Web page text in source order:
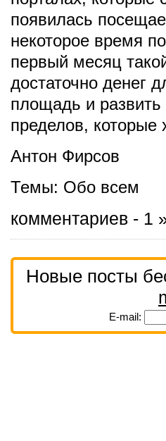
появилась
некоторое время
первый месяц
достаточно денег
площадь и развить
пределов, которые
Антон Фирсов
Темы: Обо всем
комментариев - 1
Новые посты
E-mail: